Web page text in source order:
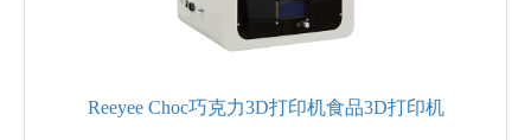
Reeyee Choc巧克力3D打印机食品3D打印机